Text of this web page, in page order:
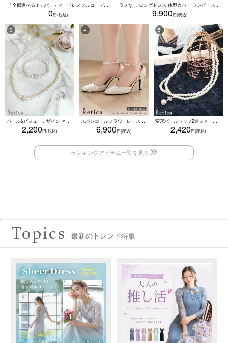
「全部選べる！」パーティードレスフルコーデセット (ドレス1点＋バッグ1点＋アクセ1点+靴1足/4点15000円(税込)/靴なしで12000円(税込))
0 9,900
パール&ビジューデザイン ネックレス×ピアス×ブレスレット アクセサリー3set
2,200
スパンコールフラワーレースアンクルストラップハイヒールセパレートパンプス (ベージュ)
6,900
変形パールトップ2連ショートパールネックレス(ホワイト)
2,420
Topics 最新のトレンド特集